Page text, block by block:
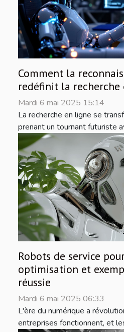
Comment la
redéfinit la recherche
Mardi 6 mai 2025 15:14
La recherche en ligne se
prenant un tournant futuriste
Robots de service
optimisation et
réussie
Mardi 6 mai 2025 06:33
L'ère du numérique a
entreprises fonctionnent, et